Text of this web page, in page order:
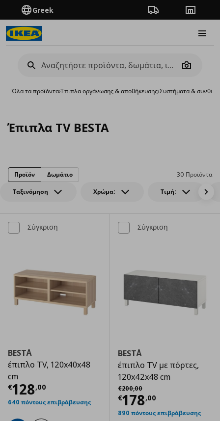
Greek Πορεία παραγγελίας
Camera
Όλα τα προϊόντα›Έπιπλα οργάνωσης & αποθήκευσης›Συστήματα &
Έπιπλα TV BESTA
Ταξινόμηση Χρώμα: Τιμή:
30 Προϊόντα
Προϊόν Δωμάτιο
Σύγκριση
BESTÅ
έπιπλο TV, 120x40x48
cm
€128,00
Τρέχουσα τιμή € 128,00
640 πόντους επιβράβευσης
Σύγκριση
BESTÅ
έπιπλο TV με πόρτες,
120x42x48 cm
€200,00
Αρχική τιμή
€178,00
Τρέχουσα
890 πόντους επιβράβευσης